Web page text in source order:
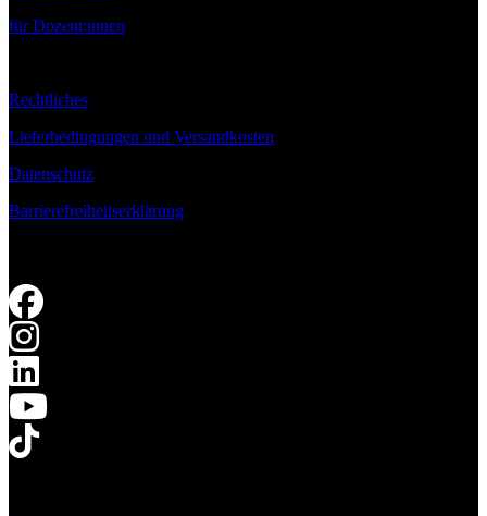
für Dozent:innen
Rechtliches
Lieferbedingungen und Versandkosten
Datenschutz
Barrierefreiheitserklärung